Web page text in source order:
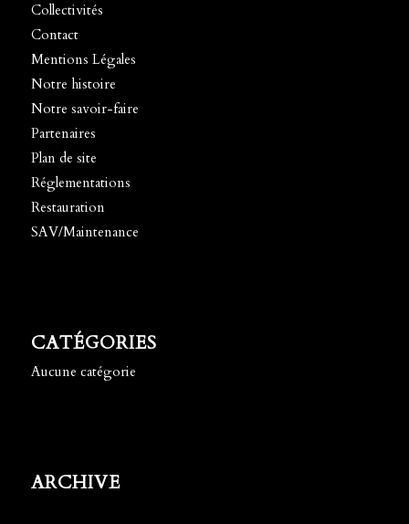
Collectivités
Contact
Mentions Légales
Notre histoire
Notre savoir-faire
Partenaires
Plan de site
Réglementations
Restauration
SAV/Maintenance
CATÉGORIES
Aucune catégorie
ARCHIVE